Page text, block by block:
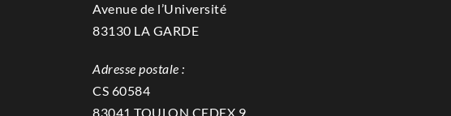
Avenue de l’Université
83130 LA GARDE
Adresse postale :
CS 60584
83041 TOULON CEDEX 9